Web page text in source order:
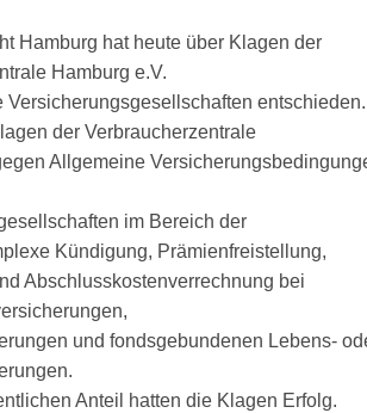
Hamburg hat heute über Klagen der
Hamburg e.V.
Versicherungsgesellschaften entschieden.
der Verbraucherzentrale
Allgemeine
im Bereich der
Kündigung, Prämienfreistellung,
Abschlusskostenverrechnung bei
und fondsgebundenen Lebens-
Anteil hatten die Klagen Erfolg.